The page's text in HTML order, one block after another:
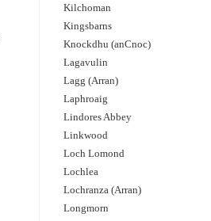
Kilchoman
Kingsbarns
Knockdhu (anCnoc)
Lagavulin
Lagg (Arran)
Laphroaig
Lindores Abbey
Linkwood
Loch Lomond
Lochlea
Lochranza (Arran)
Longmorn